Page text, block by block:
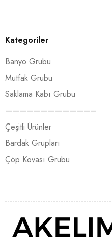
Kategoriler
Banyo Grubu
Mutfak Grubu
Saklama Kabı Grubu
————————————–
Çeşitli Ürünler
Bardak Grupları
Çöp Kovası Grubu